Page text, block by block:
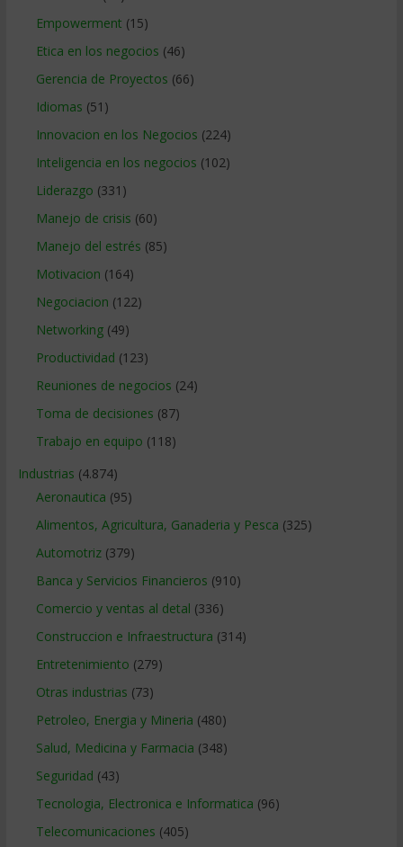
Empowerment (15)
Etica en los negocios (46)
Gerencia de Proyectos (66)
Idiomas (51)
Innovacion en los Negocios (224)
Inteligencia en los negocios (102)
Liderazgo (331)
Manejo de crisis (60)
Manejo del estrés (85)
Motivacion (164)
Negociacion (122)
Networking(49)
Productividad (123)
Reuniones de negocios (24)
Toma de decisiones (87)
Trabajo en equipo (118)
Industrias (4.874)
Aeronautica (95)
Alimentos, Agricultura, Ganaderia y Pesca (325)
Automotriz(379)
Banca y Servicios Financieros (910)
Comercio y ventas al detal (336)
Construccion e Infraestructura (314)
Entretenimiento (279)
Otras industrias (73)
Petroleo, Energia y Mineria (480)
Salud, Medicina y Farmacia (348)
Seguridad (43)
Tecnologia, Electronica e Informatica (96)
Telecomunicaciones (405)